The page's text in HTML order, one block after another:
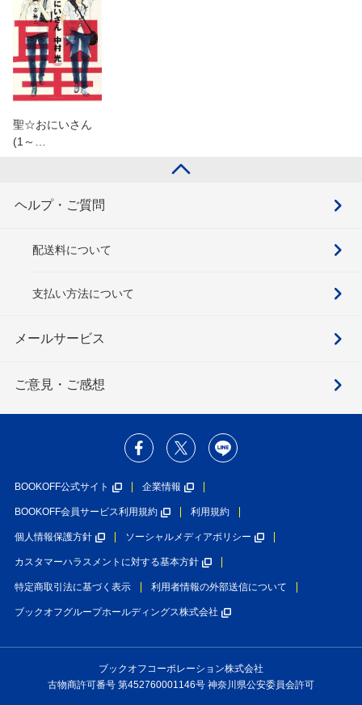
聖☆おにいさん
(1～…
ヘルプ・ご質問
配送料について
支払い方法について
メールサービス
ご意見・ご感想
BOOKOFF公式サイト 企業情報
BOOKOFF会員サービス利用規約 利用規約
個人情報保護方針 ソーシャルメディアポリシー
カスタマーハラスメントに対する基本方針
特定商取引法に基づく表示 利用者情報の外部送信について
ブックオフグループホールディングス株式会社
ブックオフコーポレーション株式会社
古物商許可番号 第452760001146号 神奈川県公安委員会許可